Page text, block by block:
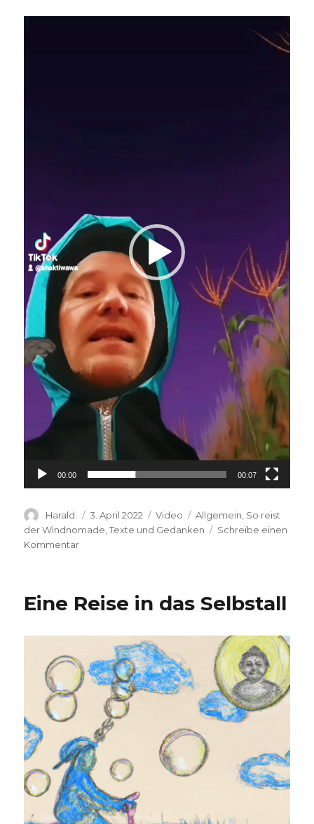
00:00 00:07
Autor
Harald.
Veröffentlicht
am
3. April 2022 Format
Video Kategorien
Allgemein So reist
der Windnomade ,Texte und Gedanken
Schreibe einen
Kommentarzu
Eine Reise in das Selbstall